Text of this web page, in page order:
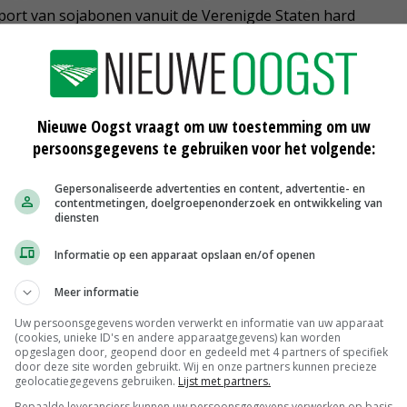
van sojabonen vanuit de Verenigde Staten hard
land zeer groot. ABZDiervoeding verwacht dat deze
areaal. De voorraden zullen echter, volgens de
zonder grote prijsdalingen. ABZDiervoeding ziet
is er echter veel raapzaad beschikbaar en
Nieuwe Oogst vraagt om uw toestemming om uw
persoonsgegevens te gebruiken voor het volgende:
Gepersonaliseerde advertenties en content, advertentie- en
contentmetingen, doelgroepenonderzoek en ontwikkeling van
diensten
Informatie op een apparaat opslaan en/of openen
Meer informatie
Uw persoonsgegevens worden verwerkt en informatie van uw apparaat
(cookies, unieke ID's en andere apparaatgegevens) kan worden
opgeslagen door, geopend door en gedeeld met 4 partners of specifiek
door deze site worden gebruikt. Wij en onze partners kunnen precieze
geolocatiegegevens gebruiken. Lijst met partners.